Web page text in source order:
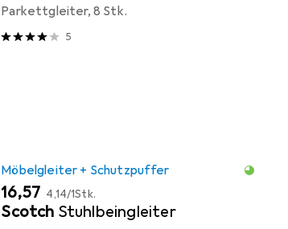
Parkettgleiter, 8 Stk.
5
Möbelgleiter + Schutzpuffer
EUR
16,57 EUR
4,14/1Stk.
Scotch Stuhlbeingleiter